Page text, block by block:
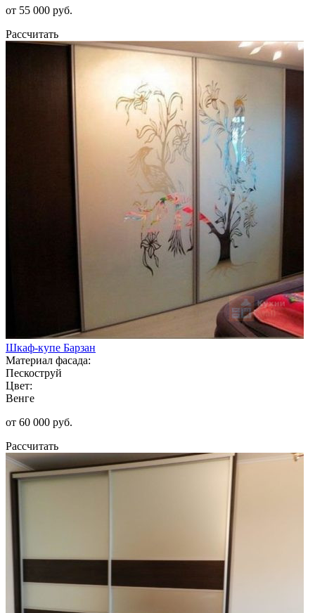
от 55 000 руб.
Рассчитать
Шкаф-купе Барзан
Материал фасада:
Пескоструй
Цвет:
Венге
от 60 000 руб.
Рассчитать